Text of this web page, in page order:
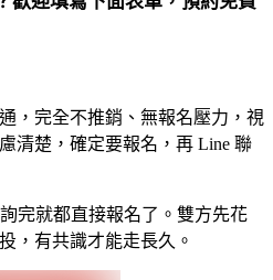
，完全不推銷、無報名壓力，視
清楚，確定要報名，再 Line 聯
完就都直接報名了。雙方先花
，有共識才能走長久。